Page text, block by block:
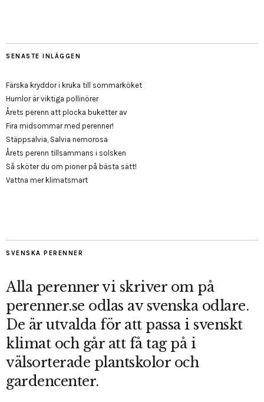
SENASTE INLÄGGEN
Färska kryddor i kruka till sommarköket
Humlor är viktiga pollinörer
Årets perenn att plocka buketter av
Fira midsommar med perenner!
Stäppsalvia, Salvia nemorosa
Årets perenn tillsammans i solsken
Så sköter du om pioner på bästa sätt!
Vattna mer klimatsmart
SVENSKA PERENNER
Alla perenner vi skriver om på
perenner.se odlas av svenska odlare.
De är utvalda för att passa i svenskt
klimat och går att få tag på i
välsorterade plantskolor och
gardencenter.